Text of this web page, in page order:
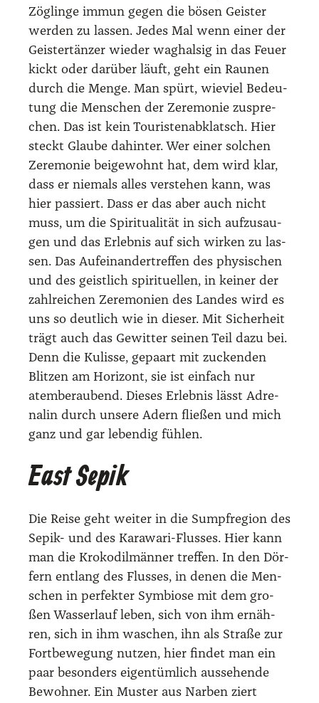
Zög­lin­ge immun gegen die bösen Geis­ter
wer­den zu las­sen. Jedes Mal wenn einer der
Geis­ter­tän­zer wie­der wag­hal­sig in das Feu­er
kickt oder dar­über läuft, geht ein Rau­nen
durch die Men­ge. Man spürt, wie­viel Bedeu­
tung die Men­schen der Zere­mo­nie zuspre­
chen. Das ist kein Tou­ris­ten­ab­klatsch. Hier
steckt Glau­be dahin­ter. Wer einer sol­chen
Zere­mo­nie bei­gewohnt hat, dem wird klar,
dass er nie­mals alles ver­ste­hen kann, was
hier pas­siert. Dass er das aber auch nicht
muss, um die Spi­ri­tua­li­tät in sich auf­zu­sau­
gen und das Erleb­nis auf sich wir­ken zu las­
sen. Das Auf­ein­an­der­tref­fen des phy­si­schen
und des geist­lich spi­ri­tu­el­len, in kei­ner der
zahl­rei­chen Zere­mo­nien des Lan­des wird es
uns so deut­lich wie in die­ser. Mit Sicher­heit
trägt auch das Gewit­ter sei­nen Teil dazu bei.
Denn die Kulis­se, gepaart mit zucken­den
Blit­zen am Hori­zont, sie ist ein­fach nur
atem­be­rau­bend. Die­ses Erleb­nis lässt Adre­
na­lin durch unse­re Adern flie­ßen und mich
ganz und gar leben­dig füh­len.
East Sepik
Die Rei­se geht wei­ter in die Sumpf­re­gi­on des
Sepik- und des Kara­wa­ri-Flus­ses. Hier kann
man die Kro­ko­dil­män­ner tref­fen. In den Dör­
fern ent­lang des Flus­ses, in denen die Men­
schen in per­fek­ter Sym­bio­se mit dem gro­
ßen Was­ser­lauf leben, sich von ihm ernäh­
ren, sich in ihm waschen, ihn als Stra­ße zur
Fort­be­we­gung nut­zen, hier fin­det man ein
paar beson­ders eigen­tüm­lich aus­se­hen­de
Bewoh­ner. Ein Mus­ter aus Nar­ben ziert